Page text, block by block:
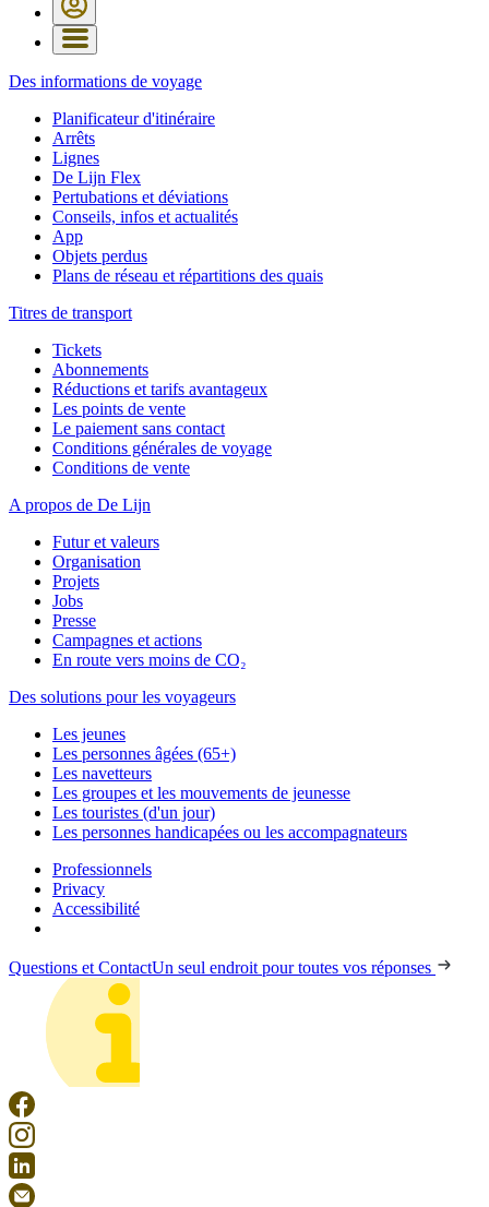
Des informations de voyage
Planificateur d'itinéraire
Arrêts
Lignes
De Lijn Flex
Pertubations et déviations
Conseils, infos et actualités
App
Objets perdus
Plans de réseau et répartitions des quais
Titres de transport
Tickets
Abonnements
Réductions et tarifs avantageux
Les points de vente
Le paiement sans contact
Conditions générales de voyage
Conditions de vente
A propos de De Lijn
Futur et valeurs
Organisation
Projets
Jobs
Presse
Campagnes et actions
En route vers moins de CO₂
Des solutions pour les voyageurs
Les jeunes
Les personnes âgées (65+)
Les navetteurs
Les groupes et les mouvements de jeunesse
Les touristes (d'un jour)
Les personnes handicapées ou les accompagnateurs
Professionnels
Privacy
Accessibilité
Questions et ContactUn seul endroit pour toutes vos réponses